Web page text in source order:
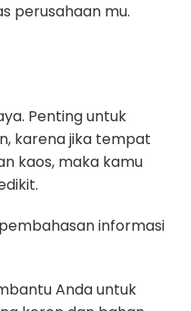
perusahaan mu.
Penting untuk
karena jika tempat
kaos, maka kamu
informasi
Anda untuk